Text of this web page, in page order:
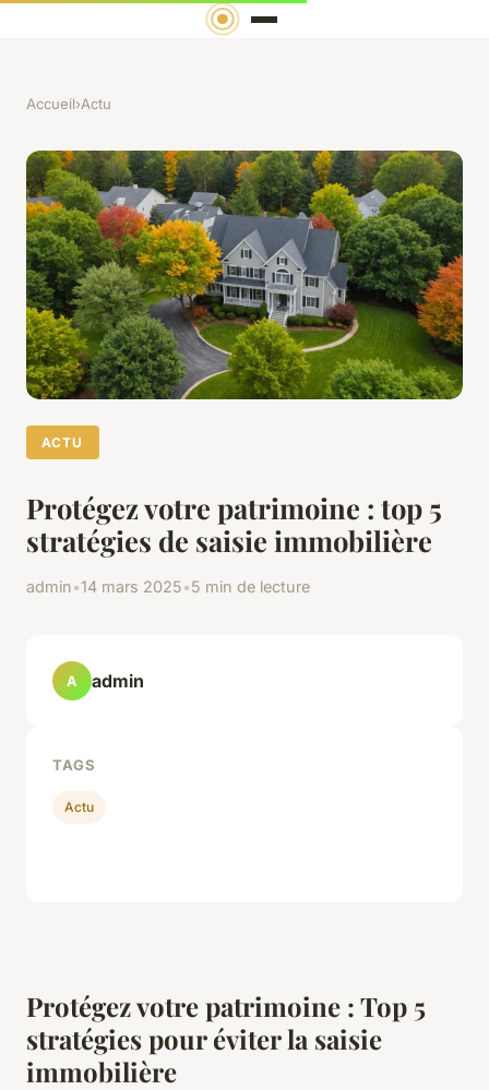
Accueil›Actu
ACTU
Protégez votre patrimoine : top 5
stratégies de saisie immobilière
admin•14 mars 2025•5 min de lecture
Protégez votre patrimoine : Top 5
stratégies pour éviter la saisie
immobilière
A admin
TAGS
Actu